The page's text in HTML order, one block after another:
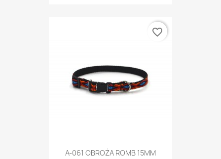
A-061 OBROŻA ROMB 15MM
favorite_border